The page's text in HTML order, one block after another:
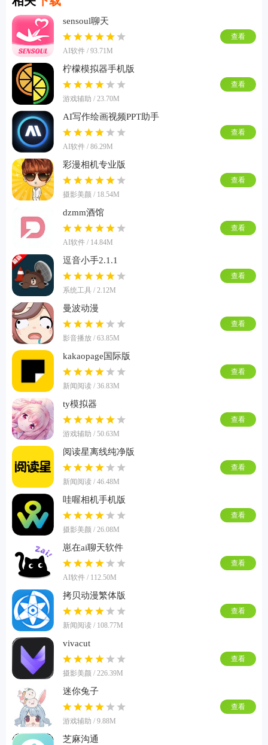
sensoul聊天
AI软件 / 93.71M
查看
柠檬模拟器手机版
游戏辅助 / 23.70M
查看
AI写作绘画视频PPT助手
AI软件 / 86.29M
查看
彩漫相机专业版
摄影美颜 / 18.54M
查看
dzmm酒馆
AI软件 / 14.84M
查看
逗音小手2.1.1
系统工具 / 2.12M
查看
曼波动漫
影音播放 / 63.85M
查看
kakaopage国际版
新闻阅读 / 36.83M
查看
ty模拟器
游戏辅助 / 50.63M
查看
阅读星离线纯净版
新闻阅读 / 46.48M
查看
哇喔相机手机版
摄影美颜 / 26.08M
查看
崽在ai聊天软件
AI软件 / 112.50M
查看
拷贝动漫繁体版
新闻阅读 / 108.77M
查看
vivacut
摄影美颜 / 226.39M
查看
迷你兔子
游戏辅助 / 9.88M
查看
芝麻沟通